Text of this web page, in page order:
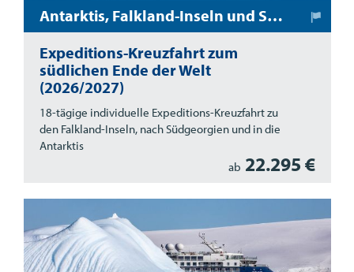
Antarktis, Falkland-Inseln und Südgeorgien
Expeditions-Kreuzfahrt zum
südlichen Ende der Welt
(2026/2027)
18-tägige individuelle Expeditions-Kreuzfahrt zu
den Falkland-Inseln, nach Südgeorgien und in die
Antarktis
ab 22.295 €